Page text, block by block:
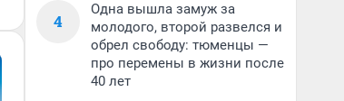
4
Одна вышла замуж за
молодого, второй развелся и
обрел свободу: тюменцы —
про перемены в жизни после
40 лет